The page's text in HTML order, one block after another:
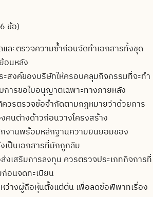
6 ข้อ)
ละตรวจความซ้ำก่อนจัดทำเอกสารทั้งชุด
อนหลัง
สงค์ของบริษัทให้ครอบคลุมกิจกรรมที่จะทำ
การขอใบอนุญาตเฉพาะทางภายหลัง
วรตรวจข้อจำกัดตามกฎหมายว่าด้วยการ
คนต่างด้าวก่อนวางโครงสร้าง
งานพร้อมหลักฐานความยินยอมของ
เป็นเอกสารที่มักถูกลืม
งเสริมการลงทุน ควรตรวจประเภทกิจการที่
อนจดทะเบียน
างผู้ถือหุ้นตั้งแต่ต้น เพื่อลดข้อพิพาทเรื่อง